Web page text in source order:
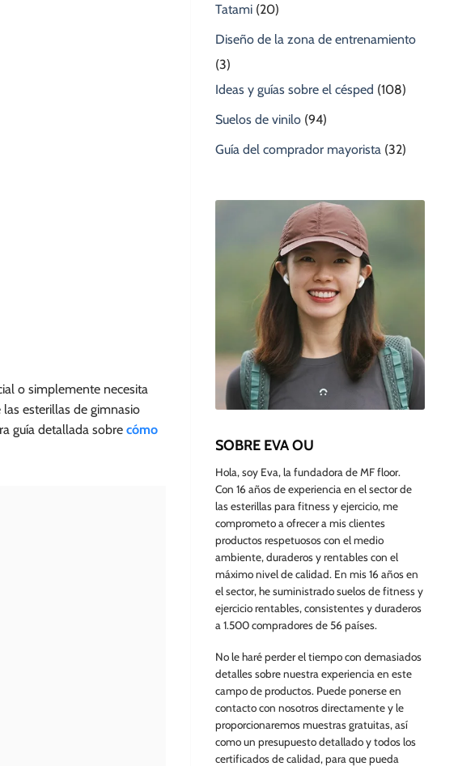
o simplemente necesita
esterillas de gimnasio
guía detallada sobre cómo
Tatami (20)
Diseño de la zona de entrenamiento
(3)
Ideas y guías sobre el césped (108)
Suelos de vinilo (94)
Guía del comprador mayorista (32)
SOBRE EVA OU
Hola, soy Eva, la fundadora de MF floor.
Con 16 años de experiencia en el sector de
las esterillas para fitness y ejercicio, me
comprometo a ofrecer a mis clientes
productos respetuosos con el medio
ambiente, duraderos y rentables con el
máximo nivel de calidad. En mis 16 años en
el sector, he suministrado suelos de fitness y
ejercicio rentables, consistentes y duraderos
a 1.500 compradores de 56 países.
No le haré perder el tiempo con demasiados
detalles sobre nuestra experiencia en este
campo de productos. Puede ponerse en
contacto con nosotros directamente y le
proporcionaremos muestras gratuitas, así
como un presupuesto detallado y todos los
certificados de calidad, para que pueda